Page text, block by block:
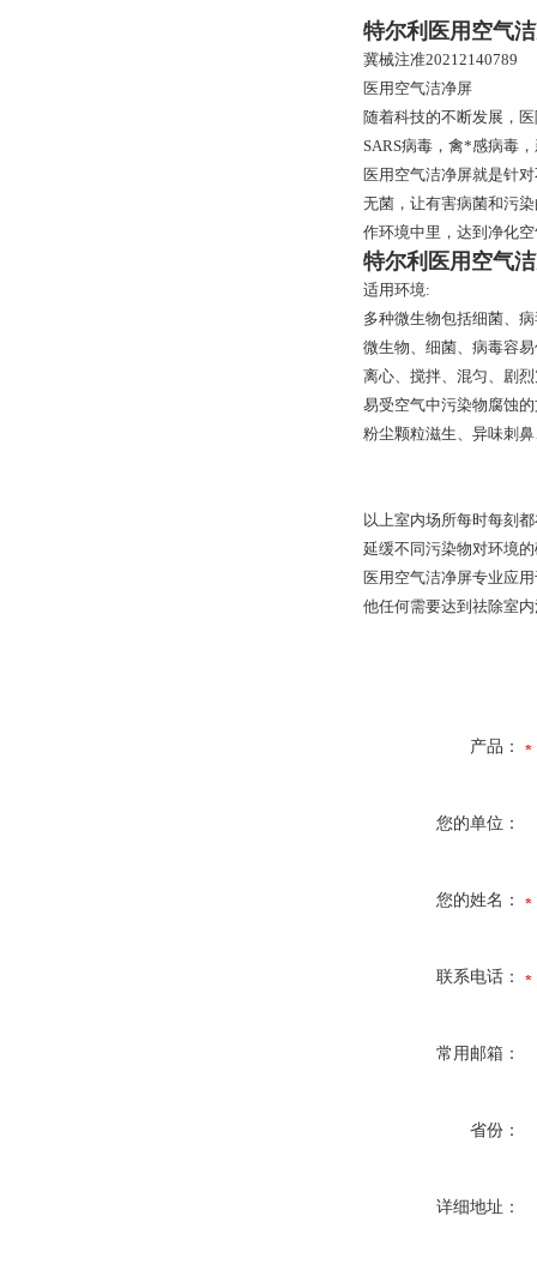
特尔利医用空气
冀械注准20212140789
医用空气洁净屏
随着科技的不断发展，
SARS病毒，禽*感病毒
医用空气洁净屏就是针
无菌，让有害病菌和污
作环境中里，达到净化
特尔利医用空气
适用环境:
多种微生物包括细菌、
微生物、细菌、病毒容
离心、搅拌、混匀、剧
易受空气中污染物腐蚀
粉尘颗粒滋生、异味刺
以上室内场所每时每刻
延缓不同污染物对环境
医用空气洁净屏专业应
他任何需要达到祛除室
产品：
您的单位：
您的姓名：
联系电话：
常用邮箱：
省份：
详细地址：